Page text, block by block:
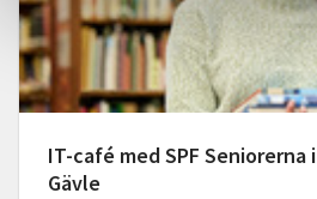
IT-café med SPF Seniorerna i
Gävle